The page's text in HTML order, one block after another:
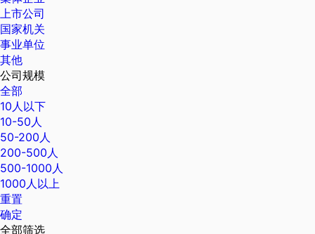
上市公司
国家机关
事业单位
其他
公司规模
全部
10人以下
10-50人
50-200人
200-500人
500-1000人
1000人以上
重置
确定
全部筛选